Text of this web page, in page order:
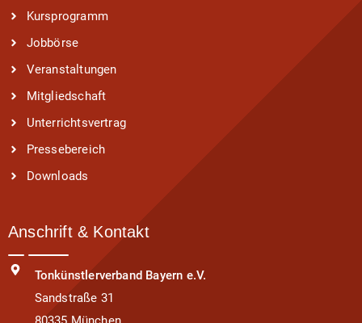
Kursprogramm
Jobbörse
Veranstaltungen
Mitgliedschaft
Unterrichtsvertrag
Pressebereich
Downloads
Anschrift & Kontakt
Tonkünstlerverband Bayern e.V.
Sandstraße 31